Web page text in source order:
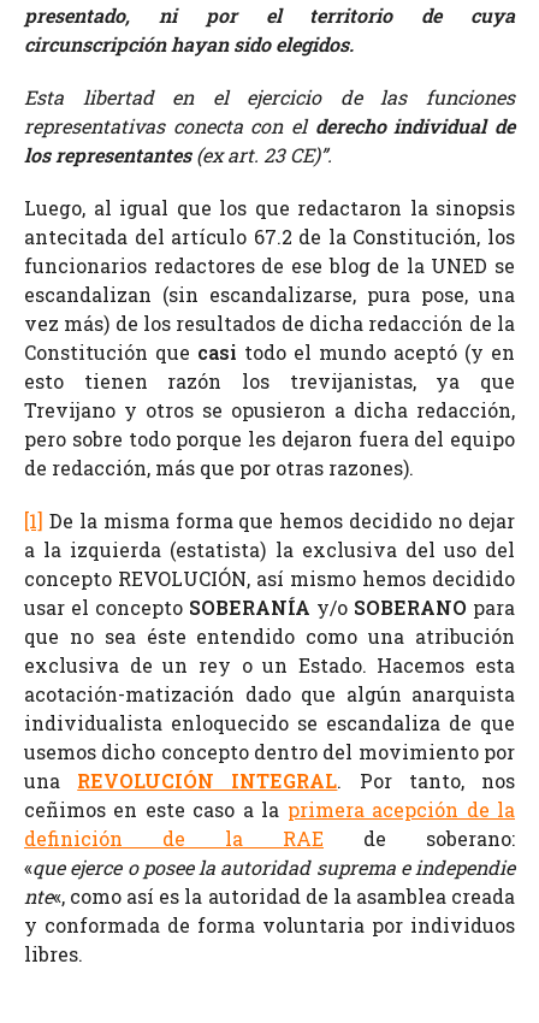
presentado, ni por el territorio de cuya
circunscripción hayan sido elegidos.
Esta libertad en el ejercicio de las funciones
representativas conecta con el derecho individualde
los representantes(ex art. 23 CE)”.
Luego, al igual que los que redactaron la sinopsis
antecitada del artículo 67.2 de la Constitución, los
funcionarios redactores de ese blog de la UNED se
escandalizan (sin escandalizarse, pura pose, una
vez más) de los resultados de dicha redacción de la
Constitución que casi todo el mundo aceptó (y en
esto tienen razón los trevijanistas, ya que
Trevijano y otros se opusieron a dicha redacción,
pero sobre todo porque les dejaron fuera del equipo
de redacción, más que por otras razones).
[1] De la misma forma que hemos decidido no dejar
a la izquierda (estatista) la exclusiva del uso del
concepto REVOLUCIÓN, así mismo hemos decidido
usar el concepto SOBERANÍA y/o SOBERANO para
que no sea éste entendido como una atribución
exclusiva de un rey o un Estado. Hacemos esta
acotación-matización dado que algún anarquista
individualista enloquecido se escandaliza de que
usemos dicho concepto dentro del movimiento por
una REVOLUCIÓN INTEGRAL. Por tanto, nos
ceñimos en este caso a la primera acepción de la
definición de la RAE de soberano:
«queejerce o posee la autoridad suprema e independie
nte«, como así es la autoridad de la asamblea creada
y conformada de forma voluntaria por individuos
libres.